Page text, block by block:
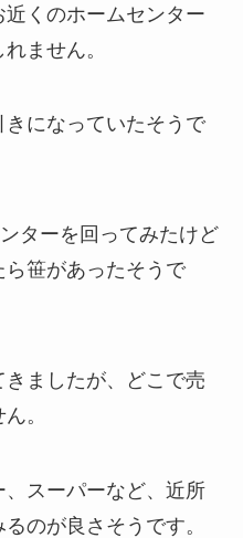
くのホームセンター
ません。
きになっていたそうで
ターを回ってみたけど
笹があったそうで
ましたが、どこで売
。
スーパーなど、近所
のが良さそうです。